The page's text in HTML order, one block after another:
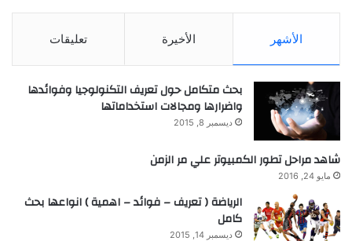
الأشهر الأخيرة تعليقات
بحث متكامل حول تعريف التكنولوجيا وفوائدها
واضرارها ومجالات استخداماتها
ديسمبر 8, 2015
شاهد مراحل تطور الكمبيوتر علي مر الزمن
مايو 24, 2016
الرياضة ( تعريف – فوائد – اهمية ) انواعها بحث
كامل
ديسمبر 14, 2015